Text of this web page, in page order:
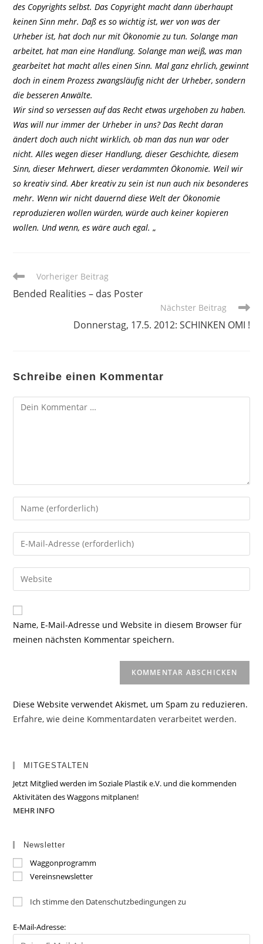
des Copyrights selbst. Das Copyright macht dann überhaupt
keinen Sinn mehr. Daß es so wichtig ist, wer von was der
Urheber ist, hat doch nur mit Ökonomie zu tun. Solange man
arbeitet, hat man eine Handlung. Solange man weiß, was man
gearbeitet hat macht alles einen Sinn. Mal ganz ehrlich, gewinnt
doch in einem Prozess zwangsläufig nicht der Urheber, sondern
die besseren Anwälte.
Wir sind so versessen auf das Recht etwas urgehoben zu haben.
Was will nur immer der Urheber in uns? Das Recht daran
ändert doch auch nicht wirklich, ob man das nun war oder
nicht. Alles wegen dieser Handlung, dieser Geschichte, diesem
Sinn, dieser Mehrwert, dieser verdammten Ökonomie. Weil wir
so kreativ sind. Aber kreativ zu sein ist nun auch nix besonderes
mehr. Wenn wir nicht dauernd diese Welt der Ökonomie
reproduzieren wollen würden, würde auch keiner kopieren
wollen. Und wenn, es wäre auch egal.„
Weitere
ansehen
Vorheriger Beitrag
Bended Realities – das Poster
Nächster Beitrag
Donnerstag, 17.5. 2012: SCHINKEN OMI !
Schreibe einen Kommentar
Kommentar
Gib
deinen
Namen
oder
zum
Kommentieren
ein
Gib
deine
E-
Mail-
zum
Kommentieren
ein
Gib
deine
Website-
URL
Name, E-Mail-Adresse und Website in diesem Browser für
meinen nächsten Kommentar speichern.
Diese Website verwendet Akismet, um Spam zu reduzieren.
Erfahre, wie deine Kommentardaten verarbeitet werden.
MITGESTALTEN
Jetzt Mitglied werden im Soziale Plastik e.V. und die kommenden
Aktivitäten des Waggons mitplanen!
MEHR INFO
Newsletter
Waggonprogramm
Vereinsnewsletter
Ich stimme den Datenschutzbedingungen zu
E-Mail-Adresse: